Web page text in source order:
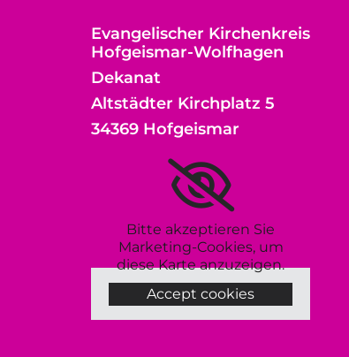
Evangelischer Kirchenkreis
Hofgeismar-Wolfhagen
Dekanat
Altstädter Kirchplatz 5
34369 Hofgeismar
Bitte akzeptieren Sie
Marketing-Cookies, um
diese Karte anzuzeigen.
Accept cookies